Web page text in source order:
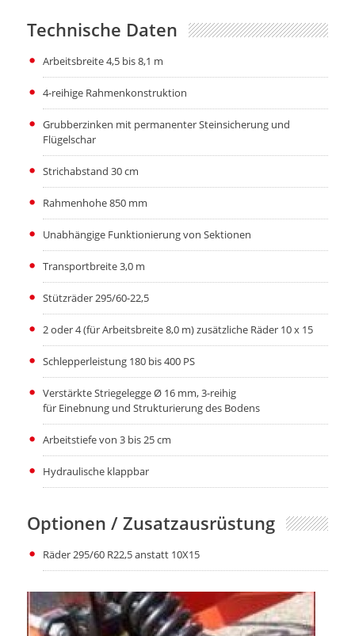
Technische Daten
Arbeitsbreite 4,5 bis 8,1 m
4-reihige Rahmenkonstruktion
Grubberzinken mit permanenter Steinsicherung und
Flügelschar
Strichabstand 30 cm
Rahmenhohe 850 mm
Unabhängige Funktionierung von Sektionen
Transportbreite 3,0 m
Stützräder 295/60-22,5
2 oder 4 (für Arbeitsbreite 8,0 m) zusätzliche Räder 10 x 15
Schlepperleistung 180 bis 400 PS
Verstärkte Striegelegge Ø 16 mm, 3-reihig
für Einebnung und Strukturierung des Bodens
Arbeitstiefe von 3 bis 25 cm
Hydraulische klappbar
Optionen / Zusatzausrüstung
Räder 295/60 R22,5 anstatt 10X15